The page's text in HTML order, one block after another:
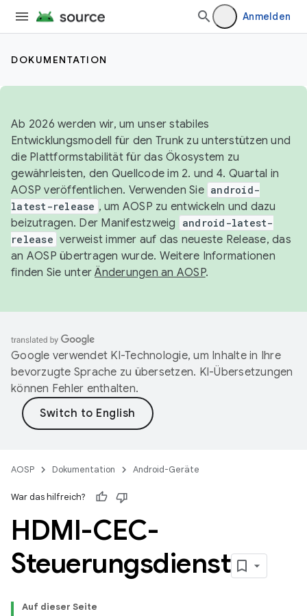
Anmelden
DOKUMENTATION
Ab 2026 werden wir, um unser stabiles
Entwicklungsmodell für den Trunk zu unterstützen und
die Plattformstabilität für das Ökosystem zu
gewährleisten, den Quellcode im 2. und 4. Quartal in
AOSP veröffentlichen. Verwenden Sie android-
latest-release , um AOSP zu entwickeln und dazu
beizutragen. Der Manifestzweig
android-latest-
release verweist immer auf das neueste Release, das
an AOSP übertragen wurde. Weitere Informationen
finden Sie unterÄnderungen an AOSP.
Google verwendet KI-Technologie, um Inhalte in Ihre
bevorzugte Sprache zu übersetzen. KI-Übersetzungen
können Fehler enthalten.
AOSP Dokumentation Android-Geräte
War das hilfreich?
HDMI-CEC-
Steuerungsdienst
Auf dieser Seite